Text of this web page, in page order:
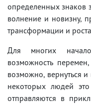
определенных знаков
волнение и новизну,
трансформации и
Для многих
возможность
возможно, вернуться
некоторых людей
отправляются в